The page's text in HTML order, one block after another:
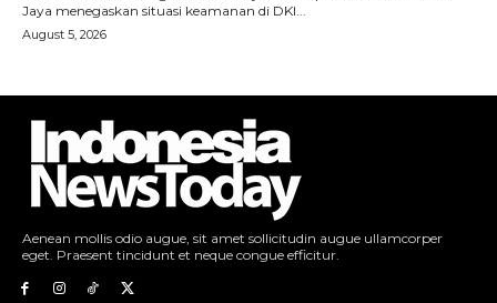
Aenean mollis odio augue, sit amet sollicitudin augue ullamcorper
eget. Praesent tincidunt et neque congue efficitur.